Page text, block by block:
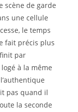
scène de garde
une cellule
le temps
fait précis plus
par
à la même
pas quand il
la seconde